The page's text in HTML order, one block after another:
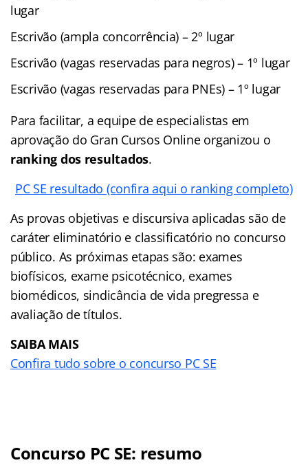
lugar
Escrivão (ampla concorrência) – 2º lugar
Escrivão (vagas reservadas para negros) – 1º lugar
Escrivão (vagas reservadas para PNEs) – 1º lugar
Para facilitar, a equipe de especialistas em
aprovação do Gran Cursos Online organizou o
ranking dos resultados.
PC SE resultado (confira aqui o ranking completo)
As provas objetivas e discursiva aplicadas são de
caráter eliminatório e classificatório no concurso
público. As próximas etapas são: exames
biofísicos, exame psicotécnico, exames
biomédicos, sindicância de vida pregressa e
avaliação de títulos.
SAIBA MAIS
Confira tudo sobre o concurso PC SE
Concurso PC SE: resumo